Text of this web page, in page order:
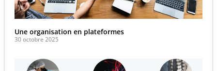
Une organisation en plateformes
30 octobre 2025